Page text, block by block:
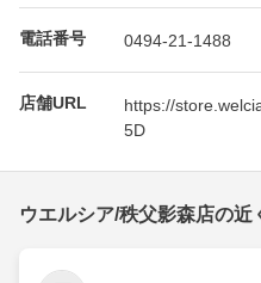
電話番号 0494-21-1488
店舗URL
https://
5D
ウエルシア/秩父影森店の近